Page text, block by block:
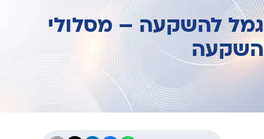
גמל להשקעה – מסלולי
השקעה